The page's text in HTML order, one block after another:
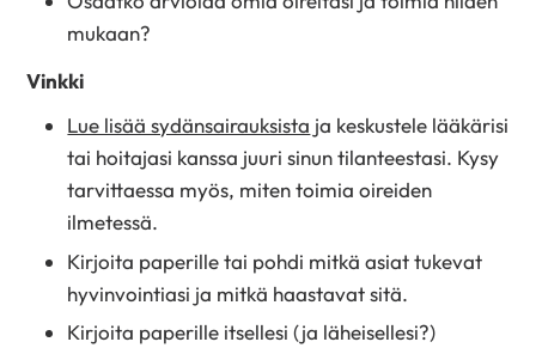
mukaan?
Vinkki
Lue lisää sydänsairauksista ja keskustele lääkärisi
tai hoitajasi kanssa juuri sinun tilanteestasi. Kysy
tarvittaessa myös, miten toimia oireiden
ilmetessä.
Kirjoita paperille tai pohdi mitkä asiat tukevat
hyvinvointiasi ja mitkä haastavat sitä.
Kirjoita paperille itsellesi (ja läheisellesi?)